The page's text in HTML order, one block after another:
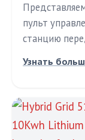
пульт
станцию
Узнать